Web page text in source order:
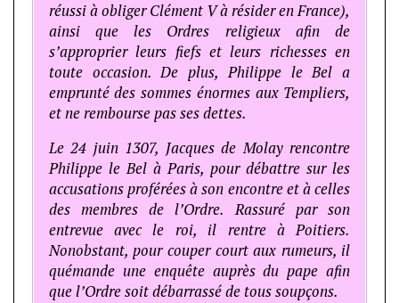
réussi à obliger Clément V à résider en France),
ainsi que les Ordres religieux afin de
s’approprier leurs fiefs et leurs richesses en
toute occasion. De plus, Philippe le Bel a
emprunté des sommes énormes aux Templiers,
et ne rembourse pas ses dettes.
Le 24 juin 1307, Jacques de Molay rencontre
Philippe le Bel à Paris, pour débattre sur les
accusations proférées à son encontre et à celles
des membres de l’Ordre. Rassuré par son
entrevue avec le roi, il rentre à Poitiers.
Nonobstant, pour couper court aux rumeurs, il
quémande une enquête auprès du pape afin
que l’Ordre soit débarrassé de tous soupçons.